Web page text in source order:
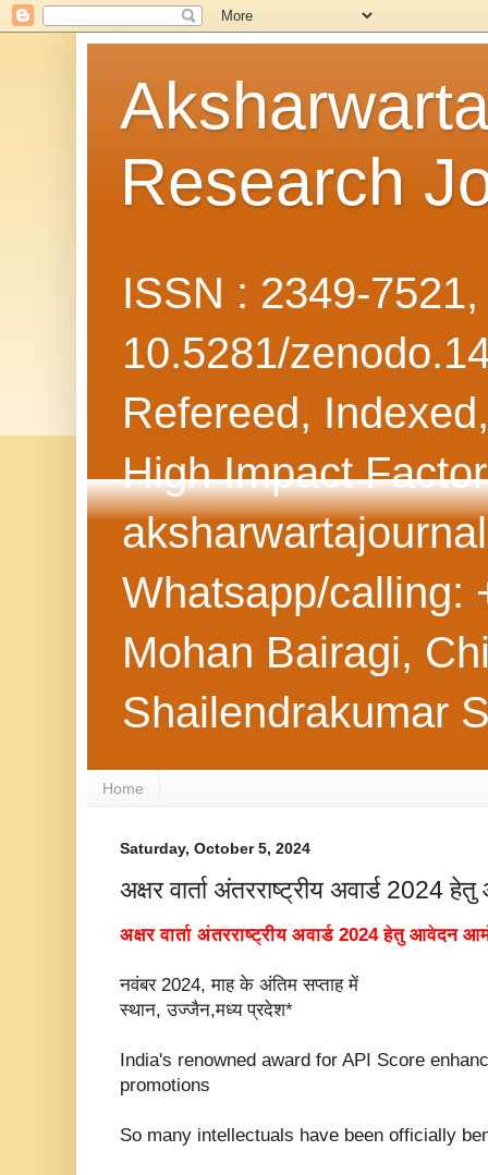
Research
ISSN : 2349-
10.5281/
Refereed,
High Impact
Whatsapp/calling:
Mohan Bairagi,
Shailendrakumar
Home
Saturday, October 5, 2024
अक्षर वार्ता अंतरराष्ट्रीय अवार्ड
अक्षर वार्ता अंतरराष्ट्रीय अवार्ड 2024 हेतु आवेदन
नवंबर 2024, माह के अंतिम सप्ताह में
स्थान, उज्जैन,मध्य प्रदेश*
India's renowned award for API Score
promotions
So many intellectuals have been officially